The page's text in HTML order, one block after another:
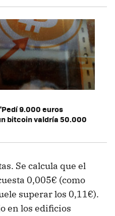
9.000 euros
bitcoin valdría 50.000
Se calcula que el
0,005€ (como
superar los 0,11€).
en los edificios